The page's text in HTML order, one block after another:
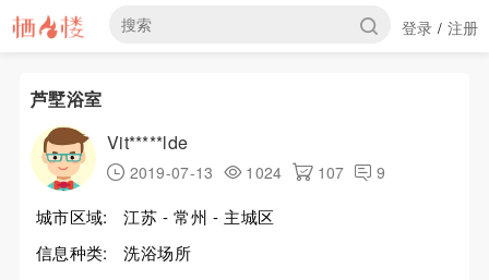
登录 / 注册
芦墅浴室
Vit*****lde
2019-07-13 1024 107 9
城市区域:
江苏 - 常州 - 主城区
信息种类:
洗浴场所